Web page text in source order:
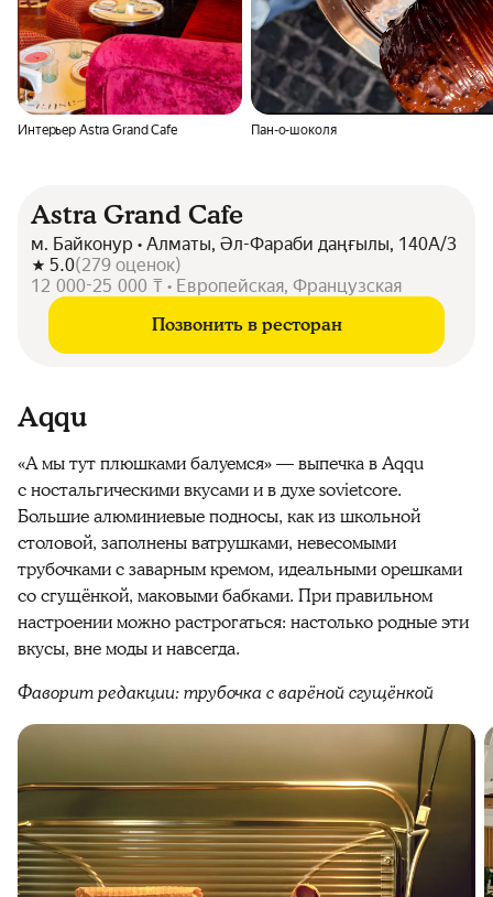
Интерьер Astra Grand Cafe Пан-о-шоколя
Astra Grand Cafe
м. Байконур • Алматы, Әл-Фараби даңғылы, 140А/3
5.0(279 оценок)
12 000-25 000 ₸ • Европейская, Французская
Позвонить в ресторан
Aqqu
«А мы тут плюшками балуемся» — выпечка в Aqqu
с ностальгическими вкусами и в духе sovietcore.
Большие алюминиевые подносы, как из школьной
столовой, заполнены ватрушками, невесомыми
трубочками с заварным кремом, идеальными орешками
со сгущёнкой, маковыми бабками. При правильном
настроении можно растрогаться: настолько родные эти
вкусы, вне моды и навсегда.
Фаворит редакции: трубочка с варёной сгущёнкой